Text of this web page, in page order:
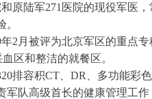
原陆军271医院的现役军医
被评为北京军区的重点专
区和整洁的就餐区。
积CT、DR、多功能彩色
队高级首长的健康管理工